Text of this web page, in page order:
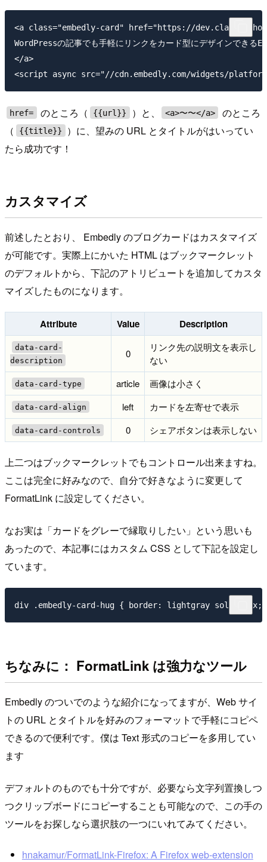
<a class="embedly-card" href="https://
WordPressの記事でも手軽にリンクをカード型にデザインでき
</a>
href= のところ（ {{url}} ）と、 <a>〜〜</a>
のところ
（
{{title}}
）に、望みの URL とタイトルがはいってい
たら成功です！
カスタマイズ
前述したとおり、 Embedly のブログカードはカスタマイズ
が可能です。実際上にかいた HTML はブックマークレット
のデフォルトから、下記のアトリビュートを追加してカスタ
マイズしたものになります。
Attribute Value Description
data-card-
description
0
リンク先の説明文を表示し
ない
data-card-type article 画像は小さく
data-card-align left カードを左寄せで表示
data-card-controls 0 シェアボタンは表示しない
上二つはブックマークレットでもコントロール出来ますね。
ここは完全に好みなので、自分で好きなように変更して
FormatLink に設定してください。
なお実は「カードをグレーで縁取りしたい」という思いも
あったので、本記事にはカスタム CSS として下記を設定し
ています。
ちなみに： FormatLink は強力なツール
Embedly のついでのような紹介になってますが、Web サイ
トの URL とタイトルを好みのフォーマットで手軽にコピペ
できるので便利です。僕は Text 形式のコピーを多用してい
ます
デフォルトのものでも十分ですが、必要なら文字列置換しつ
つクリップボードにコピーすることも可能なので、この手の
ツールをお探しなら選択肢の一つにいれてみてください。
hnakamur/FormatLink-Firefox: A Firefox web-extension